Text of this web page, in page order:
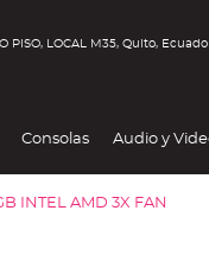
PISO, LOCAL M35, Quito,
Consolas Audio y
INTEL AMD 3X FAN